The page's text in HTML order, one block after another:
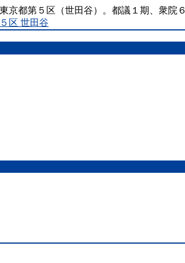
京都第５区（世田谷）。都議１期、衆院
区 世田谷